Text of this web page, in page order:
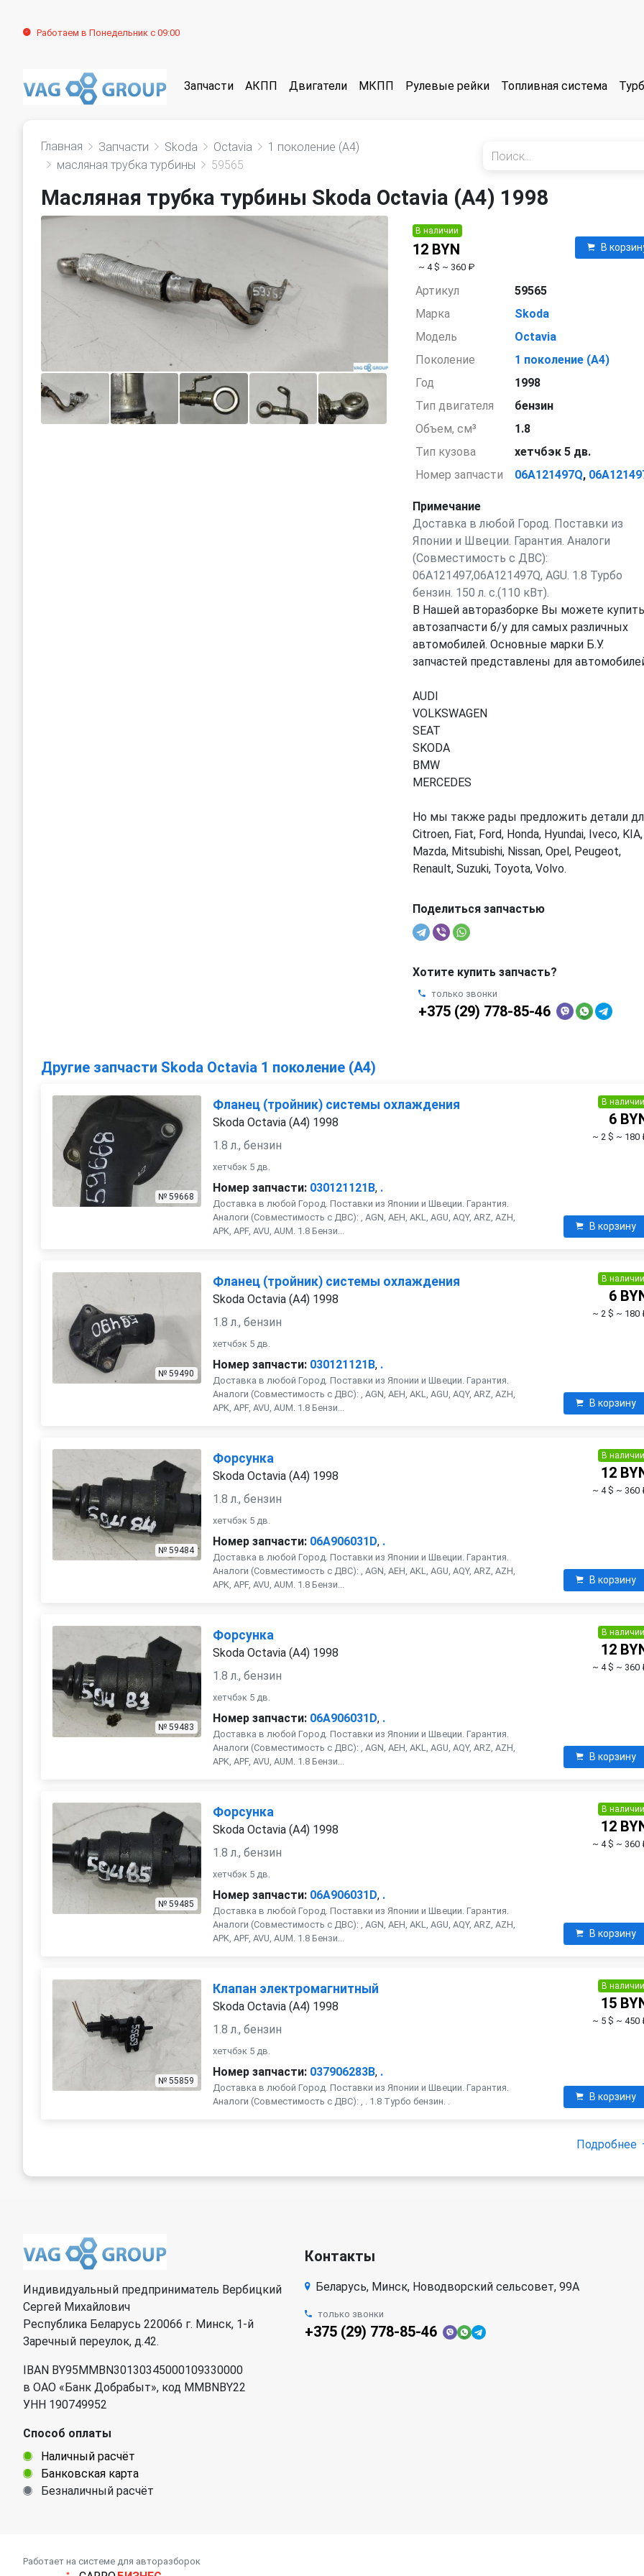
Работаем в Понедельник с 09:00
Запчасти АКПП Двигатели МКПП Рулевые рейки Топливная система
Главная Запчасти Skoda Octavia
1 поколение (A4)
масляная трубка турбины
59565
Масляная трубка турбины Skoda Octavia (A4) 1998
В наличии
12 BYN
~ 4 $ ~ 360 ₽
В
Артикул
59565
Марка
Skoda
Модель
Octavia
Поколение
1 поколение (A4)
Год
1998
Тип двигателя
бензин
Объем, см³
1.8
Тип кузова
хетчбэк 5 дв.
Номер запчасти
06A121497Q,
Примечание
Доставка в любой Город. Поставки из
Японии и Швеции. Гарантия. Аналоги
(Совместимость с ДВС):
06A121497,06A121497Q, AGU. 1.8 Турбо
бензин. 150 л. с.(110 кВт).
В Нашей авторазборке Вы можете купить
автозапчасти б/у для самых различных
автомобилей. Основные марки Б.У.
запчастей представлены для
AUDI
VOLKSWAGEN
SEAT
SKODA
BMW
MERCEDES
Но мы также рады предложить детали
Citroen, Fiat, Ford, Honda, Hyundai, Iveco, KIA,
Mazda, Mitsubishi, Nissan, Opel, Peugeot,
Renault, Suzuki, Toyota, Volvo.
Поделиться запчастью
Хотите купить запчасть?
только звонки
+375 (29) 778-85-46
Другие запчасти Skoda Octavia 1 поколение (A4)
№ 59668
Фланец (тройник) системы охлаждения
Skoda Octavia (A4) 1998
1.8 л., бензин
хетчбэк 5 дв.
Номер запчасти: 030121121B, .
Доставка в любой Город. Поставки из Японии и Швеции. Гарантия.
Аналоги (Совместимость с ДВС): , AGN, AEH, AKL, AGU, AQY, ARZ, AZH,
APK, APF, AVU, AUM. 1.8 Бензи...
В наличии
6
~ 2 $ ~ 180
В корзину
№ 59490
Фланец (тройник) системы охлаждения
Skoda Octavia (A4) 1998
1.8 л., бензин
хетчбэк 5 дв.
Номер запчасти: 030121121B, .
Доставка в любой Город. Поставки из Японии и Швеции. Гарантия.
Аналоги (Совместимость с ДВС): , AGN, AEH, AKL, AGU, AQY, ARZ, AZH,
APK, APF, AVU, AUM. 1.8 Бензи...
В наличии
6
~ 2 $ ~ 180
В корзину
№ 59484
Форсунка
Skoda Octavia (A4) 1998
1.8 л., бензин
хетчбэк 5 дв.
Номер запчасти: 06A906031D, .
Доставка в любой Город. Поставки из Японии и Швеции. Гарантия.
Аналоги (Совместимость с ДВС): , AGN, AEH, AKL, AGU, AQY, ARZ, AZH,
APK, APF, AVU, AUM. 1.8 Бензи...
В наличии
12
~ 4 $ ~ 360
В корзину
№ 59483
Форсунка
Skoda Octavia (A4) 1998
1.8 л., бензин
хетчбэк 5 дв.
Номер запчасти: 06A906031D, .
Доставка в любой Город. Поставки из Японии и Швеции. Гарантия.
Аналоги (Совместимость с ДВС): , AGN, AEH, AKL, AGU, AQY, ARZ, AZH,
APK, APF, AVU, AUM. 1.8 Бензи...
В наличии
12
~ 4 $ ~ 360
В корзину
№ 59485
Форсунка
Skoda Octavia (A4) 1998
1.8 л., бензин
хетчбэк 5 дв.
Номер запчасти: 06A906031D, .
Доставка в любой Город. Поставки из Японии и Швеции. Гарантия.
Аналоги (Совместимость с ДВС): , AGN, AEH, AKL, AGU, AQY, ARZ, AZH,
APK, APF, AVU, AUM. 1.8 Бензи...
В наличии
12
~ 4 $ ~ 360
В корзину
№ 55859
Клапан электромагнитный
Skoda Octavia (A4) 1998
1.8 л., бензин
хетчбэк 5 дв.
Номер запчасти: 037906283B, .
Доставка в любой Город. Поставки из Японии и Швеции. Гарантия.
Аналоги (Совместимость с ДВС): , . 1.8 Турбо бензин. .
В наличии
15
~ 5 $ ~ 450
В корзину
Подробнее
Индивидуальный предприниматель Вербицкий
Сергей Михайлович
Республика Беларусь 220066 г. Минск, 1-й
Заречный переулок, д.42.
IBAN BY95MMBN30130345000109330000
в ОАО «Банк Добрабыт», код MMBNBY22
УНН 190749952
Способ оплаты
Наличный расчёт
Банковская карта
Безналичный расчёт
Контакты
Беларусь, Минск, Новодворский сельсовет, 99А
только звонки
+375 (29) 778-85-46
Работает на системе для авторазборок